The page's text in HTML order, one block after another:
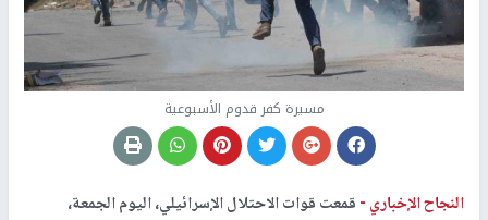
مسيرة كفر قدوم الأسبوعية
النجاح الإخباري -قمعت قوات الاحتلال الإسرائيلي، اليوم الجمعة،